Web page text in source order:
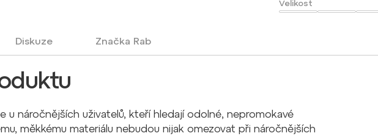
Velikost
Diskuze Značka Rab
u náročnějších uživatelů, kteří hledají odolné, nepromokavé
měkkému materiálu nebudou nijak omezovat při náročnějších